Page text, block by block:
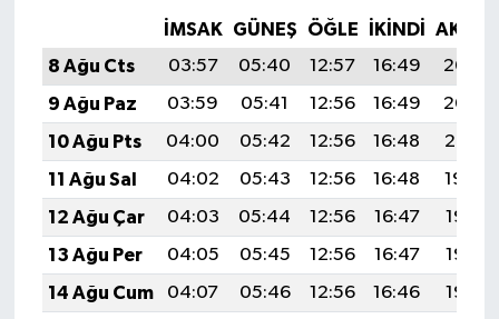
İMSAK GÜNEŞ ÖĞLE İKINDI
8 Ağu Cts
03:57 05:40 12:57 16:49
20:03
9 Ağu Paz
03:59 05:41 12:56 16:49
20:02
10 Ağu Pts
04:00 05:42 12:56 16:48
20:01
11 Ağu Sal
04:02 05:43 12:56 16:48
19:59
12 Ağu Çar
04:03 05:44 12:56 16:47
19:58
13 Ağu Per
04:05 05:45 12:56 16:47
19:57
14 Ağu Cum
04:07 05:46 12:56 16:46
19:55